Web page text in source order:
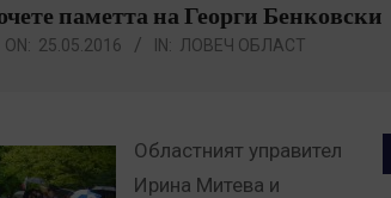
паметта на Георги Бенковски
ON: 25.05.2016 IN: ЛОВЕЧ ОБЛАСТ
Областният управител
Ирина Митева и